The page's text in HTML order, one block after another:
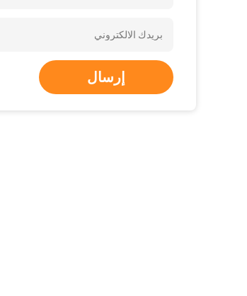
إرسال